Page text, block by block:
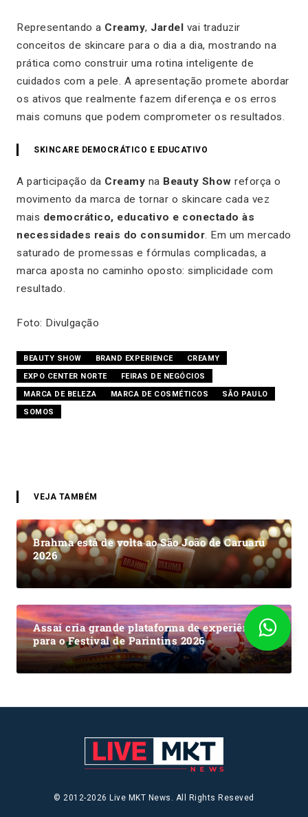
Representando a Creamy, Jardel vai traduzir
conceitos de skincare para o dia a dia, mostrando na
prática como construir uma rotina inteligente de
cuidados com a pele. A apresentação promete abordar
os ativos que realmente fazem diferença e os erros
mais comuns que podem comprometer os resultados.
SKINCARE DEMOCRÁTICO E EDUCATIVO
A participação da Creamy na Beauty Show reforça o
movimento da marca de tornar o skincare cada vez
mais democrático, educativo e conectado às
necessidades reais do consumidor. Em um mercado
saturado de promessas e fórmulas complicadas, a
marca aposta no caminho oposto: simplicidade com
resultado.
Foto: Divulgação
BEAUTY SHOW BRAND EXPERIENCE
CREAMY
EXPO CENTER NORTE
FEIRAS DE NEGÓCIOS
MARCA DE BELEZA
MARCA DE COSMÉTICOS
SÃO PAULO
SOMOS
VEJA TAMBÉM
Brahma está de volta ao São João de Caruaru
2026
Assaí cria grande plataforma de experiências
para o Festival de Parintins 2026
© 2012-2026 Live MKT News. All Rights Reseved